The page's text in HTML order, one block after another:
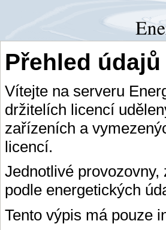
Přehled
Vítejte na serveru
držitelích licencí
zařízeních a
licencí.
Jednotlivé
podle energetických
Tento výpis má pouze